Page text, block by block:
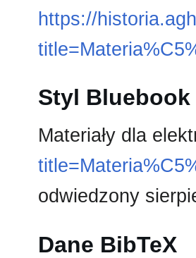
https://
Styl Bluebook
Materiały dla
odwiedzony
Dane BibTeX